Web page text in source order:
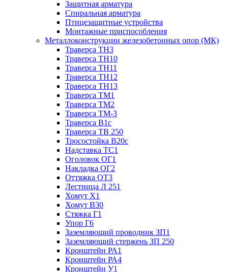
Защитная арматура
Спиральная арматура
Птицезащитные устройства
Монтажные приспособления
Металлоконструкции железобетонных опор (МК)
Траверса ТН3
Траверса ТН10
Траверса ТН11
Траверса ТН12
Траверса ТН13
Траверса ТМ1
Траверса ТМ2
Траверса ТМ-3
Траверса В1с
Траверса ТВ 250
Тросостойка В20с
Надставка ТС1
Оголовок ОГ1
Накладка ОГ2
Оттяжка ОТ3
Лестница Л 251
Хомут Х1
Хомут В30
Стяжка Г1
Упор Г6
Заземляющий проводник ЗП1
Заземляющий стержень ЗП 250
Кронштейн РА1
Кронштейн РА4
Кронштейн У1